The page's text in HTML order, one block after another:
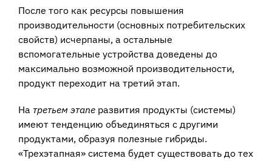
После того как ресурсы повышения
производительности (основных потре­бительских
свойств) исчерпаны, а остальные
вспомогательные устройства до­ведены до
максимально возможной производительности,
продукт переходит на третий этап.
На третьем этапе развития продукты (системы)
имеют тенденцию объеди­няться с другими
продуктами, образуя полезные гибриды.
«Трехэтапная» систе­ма будет существовать до тех